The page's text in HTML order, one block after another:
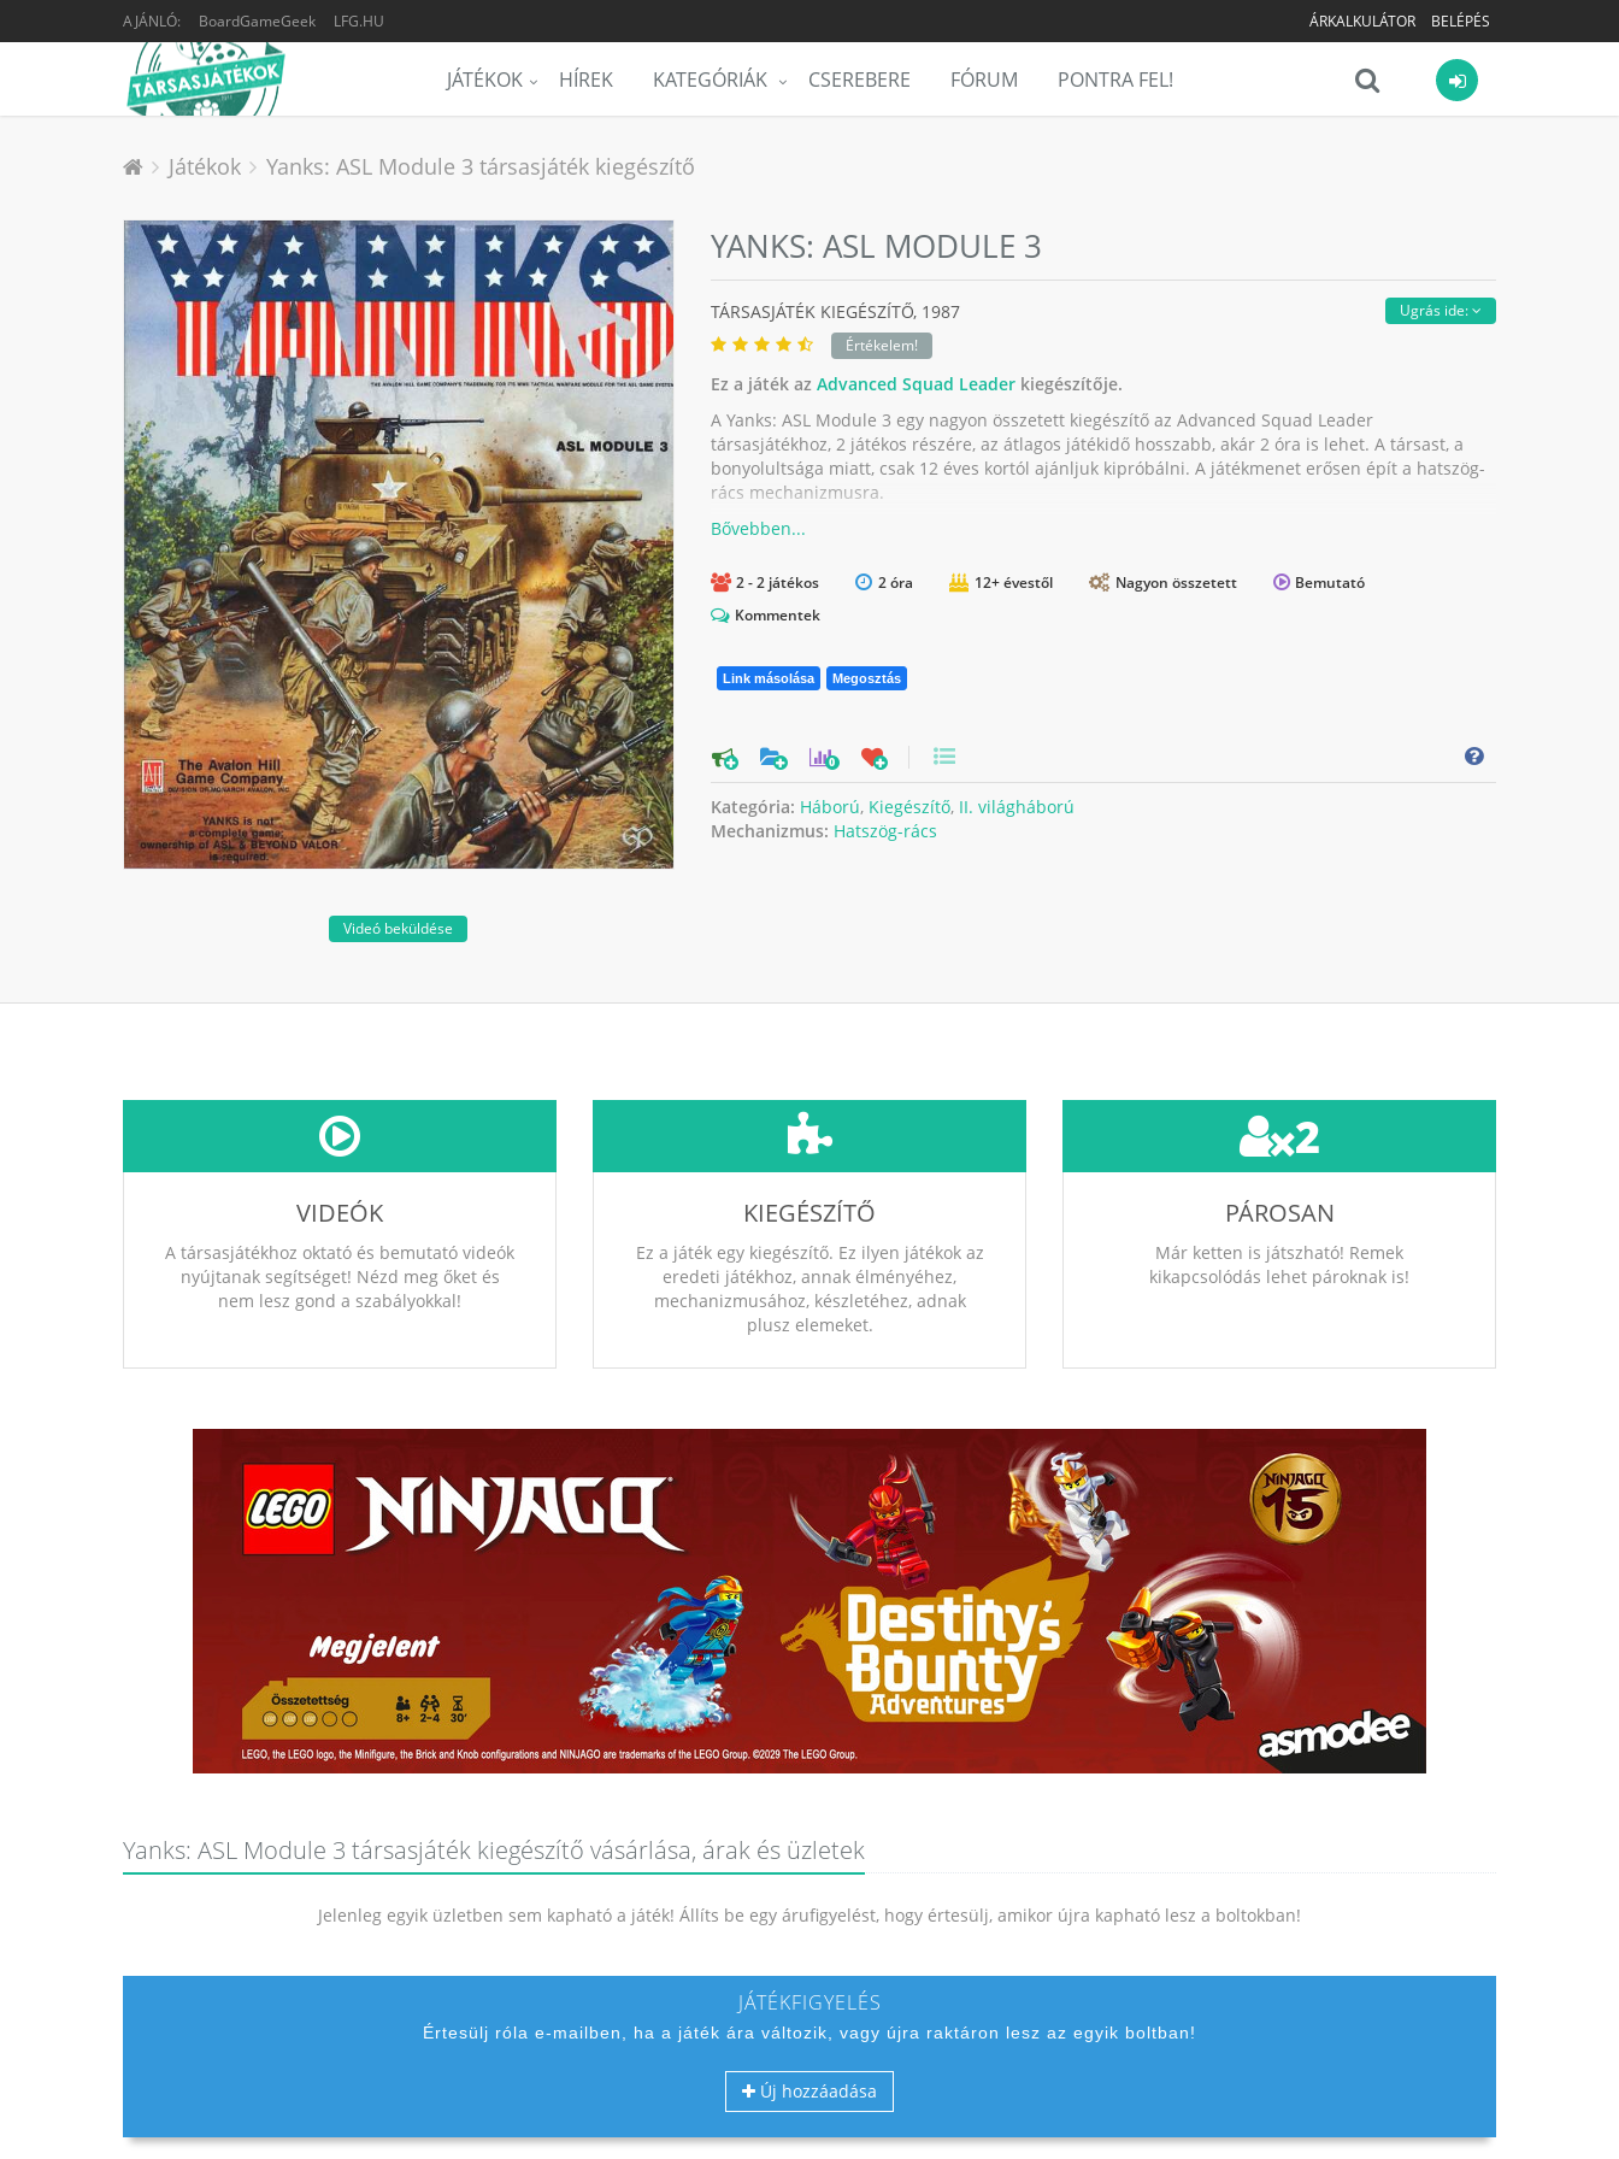
AJÁNLÓ: BoardGameGeek LFG.HU ÁRKALKULÁTOR BELÉPÉS
JÁTÉKOK HÍREK KATEGÓRIÁK CSEREBERE FÓRUM PONTRA FEL!
Játékok Yanks: ASL Module 3 társasjáték kiegészítő
Videó beküldése
YANKS: ASL MODULE 3
Ugrás ide:
TÁRSASJÁTÉK KIEGÉSZÍTŐ, 1987
Értékelem!
Ez a játék az Advanced Squad Leaderkiegészítője.
A Yanks: ASL Module 3 egy nagyon összetett kiegészítő az Advanced Squad Leader
társasjátékhoz, 2 játékos részére, az átlagos játékidő hosszabb, akár 2 óra is lehet. A társast, a
bonyolultsága miatt, csak 12 éves kortól ajánljuk kipróbálni. A játékmenet erősen épít a hatszög-
rács mechanizmusra.
2 - 2 játékos 2 óra 12+ évestől Nagyon összetett
Bemutató
Kommentek
Link másolása Megosztás
0
Kategória: Háború, Kiegészítő, II. világháború
Mechanizmus: Hatszög-rács
VIDEÓK
A társasjátékhoz oktató és bemutató videók
nyújtanak segítséget! Nézd meg őket és
nem lesz gond a szabályokkal!
KIEGÉSZÍTŐ
Ez a játék egy kiegészítő. Ez ilyen játékok az
eredeti játékhoz, annak élményéhez,
mechanizmusához, készletéhez, adnak
plusz elemeket.
2
PÁROSAN
Már ketten is játszható! Remek
kikapcsolódás lehet pároknak is!
Yanks: ASL Module 3 társasjáték kiegészítő vásárlása, árak és üzletek
Jelenleg egyik üzletben sem kapható a játék! Állíts be egy árufigyelést, hogy értesülj, amikor újra kapható lesz a boltokban!
JÁTÉKFIGYELÉS
Értesülj róla e-mailben, ha a játék ára változik, vagy újra raktáron lesz az egyik boltban!
Új hozzáadása